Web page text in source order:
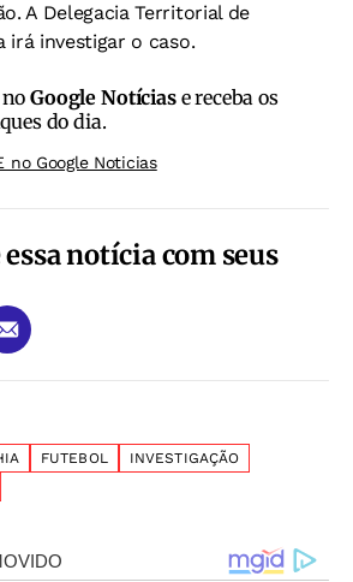
A Delegacia Territorial de
irá investigar o caso.
noGoogle Notíciase receba os
do dia.
no Google Noticias
notícia com seus
FUTEBOL
INVESTIGAÇÃO